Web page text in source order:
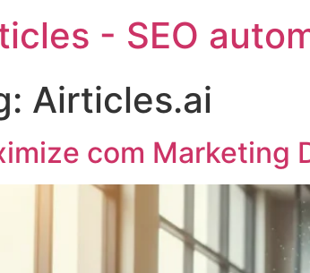
- SEO
Airticles.ai
com Marketing